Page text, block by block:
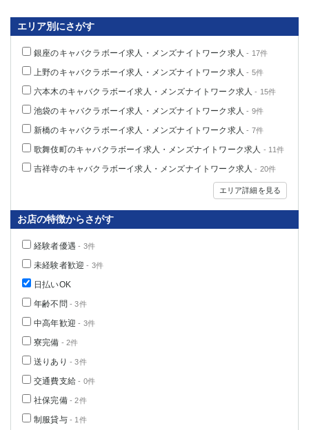
エリア別にさがす
銀座のキャバクラボーイ求人・メンズナイトワーク求人 - 17件
上野のキャバクラボーイ求人・メンズナイトワーク求人 - 5件
六本木のキャバクラボーイ求人・メンズナイトワーク求人 - 15件
池袋のキャバクラボーイ求人・メンズナイトワーク求人 - 9件
新橋のキャバクラボーイ求人・メンズナイトワーク求人 - 7件
歌舞伎町のキャバクラボーイ求人・メンズナイトワーク求人 - 11件
吉祥寺のキャバクラボーイ求人・メンズナイトワーク求人 - 20件
エリア詳細を見る
お店の特徴からさがす
経験者優遇 - 3件
未経験者歓迎 - 3件
日払いOK
年齢不問 - 3件
中高年歓迎 - 3件
寮完備 - 2件
送りあり - 3件
交通費支給 - 0件
社保完備- 2件
制服貸与- 1件